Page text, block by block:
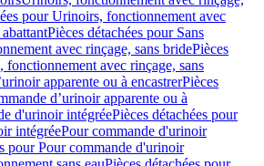
pour Urinoirs, fonctionnement avec
abattantPièces détachées pour Sans
avec rinçage, sans bridePièces
fonctionnement avec rinçage, sans
apparente ou à encastrerPièces
d’urinoir apparente ou à
d'urinoir intégréePièces détachées pour
intégréePour commande d'urinoir
pour Pour commande d'urinoir